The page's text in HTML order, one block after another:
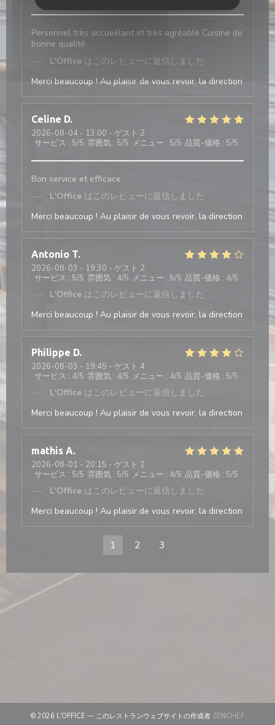
Personnel très accueillant et très agréable Cuisine de
bonne qualité
L'Office はこのレビューに返信しました
Merci beaucoup ! Au plaisir de vous revoir, la direction
Celine D
2026-08-04 - 13:00 - ゲスト 2
サービス : 5/5 雰囲気 : 5/5 メニュー : 5/5 品質-価格 : 5/5
Bon service et efficace
L'Office はこのレビューに返信しました
Merci beaucoup ! Au plaisir de vous revoir, la direction
Antonio T
2026-08-03 - 19:30 - ゲスト 2
サービス : 5/5 雰囲気 : 4/5 メニュー : 5/5 品質-価格 : 4/5
L'Office はこのレビューに返信しました
Merci beaucoup ! Au plaisir de vous revoir, la direction
Philippe D
2026-08-03 - 19:45 - ゲスト 4
サービス : 4/5 雰囲気 : 4/5 メニュー : 4/5 品質-価格 : 5/5
L'Office はこのレビューに返信しました
Merci beaucoup ! Au plaisir de vous revoir, la direction
mathis A
2026-08-01 - 20:15 - ゲスト 2
サービス : 5/5 雰囲気 : 5/5 メニュー : 4/5 品質-価格 : 5/5
L'Office はこのレビューに返信しました
Merci beaucoup ! Au plaisir de vous revoir, la direction
1 2 3
© 2026 L'OFFICE — このレストランウェブサイトの作成者 ZENCHEF((新しい